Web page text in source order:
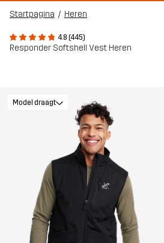
Startpagina Heren
4.8 (445)
Responder Softshell Vest Heren
Model draagt